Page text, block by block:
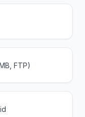
FTP)